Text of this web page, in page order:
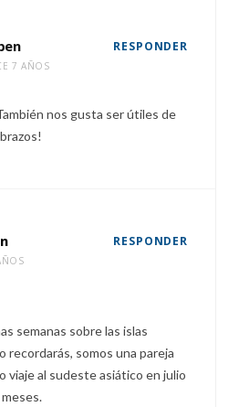
7 AÑOS
RESPONDER
nos gusta ser útiles de
RESPONDER
semanas sobre las islas
recordarás, somos una pareja
viaje al sudeste asiático en julio